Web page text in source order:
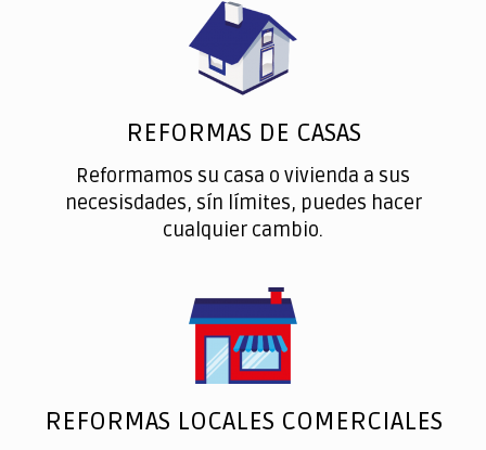
REFORMAS DE CASAS
Reformamos su casa o vivienda a sus
necesisdades, sín límites, puedes hacer
cualquier cambio.
REFORMAS LOCALES COMERCIALES